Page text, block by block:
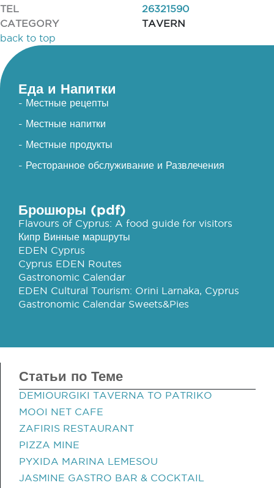
TEL
26321590
CATEGORY
TAVERN
back to top
Еда и Напитки
- Местные рецепты
- Местные напитки
- Местные продукты
- Ресторанное обслуживание и Развлечения
Брошюры (pdf)
Flavours of Cyprus: A food guide for visitors
Кипр Винные маршруты
EDEN Cyprus
Cyprus EDEN Routes
Gastronomic Calendar
EDEN Cultural Tourism: Orini Larnaka, Cyprus
Gastronomic Calendar Sweets&Pies
Статьи по Теме
DEMIOURGIKI TAVERNA TO PATRIKO
MOOI NET CAFE
ZAFIRIS RESTAURANT
PIZZA MINE
PYXIDA MARINA LEMESOU
JASMINE GASTRO BAR & COCKTAIL